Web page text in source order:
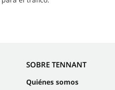
SOBRE TENNANT
Quiénes somos